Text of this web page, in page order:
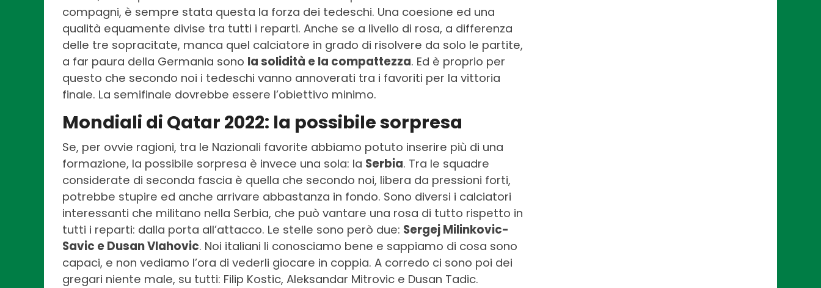
compagni, è sempre stata questa la forza dei tedeschi. Una coesione ed una
qualità equamente divise tra tutti i reparti. Anche se a livello di rosa, a differenza
delle tre sopracitate, manca quel calciatore in grado di risolvere da solo le partite,
a far paura della Germania sono la solidità e la compattezza. Ed è proprio per
questo che secondo noi i tedeschi vanno annoverati tra i favoriti per la vittoria
finale. La semifinale dovrebbe essere l’obiettivo minimo.
Mondiali di Qatar 2022: la possibile sorpresa
Se, per ovvie ragioni, tra le Nazionali favorite abbiamo potuto inserire più di una
formazione, la possibile sorpresa è invece una sola: la Serbia. Tra le squadre
considerate di seconda fascia è quella che secondo noi, libera da pressioni forti,
potrebbe stupire ed anche arrivare abbastanza in fondo. Sono diversi i calciatori
interessanti che militano nella Serbia, che può vantare una rosa di tutto rispetto in
tutti i reparti: dalla porta all’attacco. Le stelle sono però due: Sergej Milinkovic-
Savic e Dusan Vlahovic. Noi italiani li conosciamo bene e sappiamo di cosa sono
capaci, e non vediamo l’ora di vederli giocare in coppia. A corredo ci sono poi dei
gregari niente male, su tutti: Filip Kostic, Aleksandar Mitrovic e Dusan Tadic.